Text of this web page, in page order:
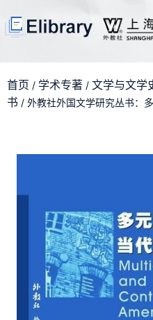
首页 / 学术专著 / 文学与文学
书 / 外教社外国文学研究丛书：